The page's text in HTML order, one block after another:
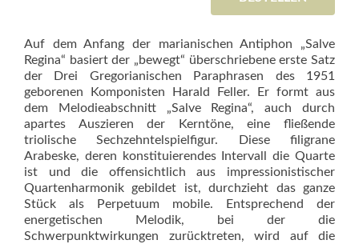
Auf dem Anfang der marianischen Antiphon „Salve
Regina“ basiert der „bewegt“ überschriebene erste Satz
der Drei Gregorianischen Paraphrasen des 1951
geborenen Komponis­ten Harald Feller. Er formt aus
dem Melodieabschnitt „Salve Regina“, auch durch
apartes Auszieren der Kerntöne, eine fließende
triolische Sechzehntelspielfigur. Diese filigrane
Arabeske, deren konstituierendes Intervall die Quarte
ist und die offensichtlich aus impressio­nisti­scher
Quartenharmonik gebildet ist, durchzieht das ganze
Stück als Perpetuum mobile. Entsprechend der
energetischen Melodik, bei der die
Schwerpunktwirkungen zurück­treten, wird auf die